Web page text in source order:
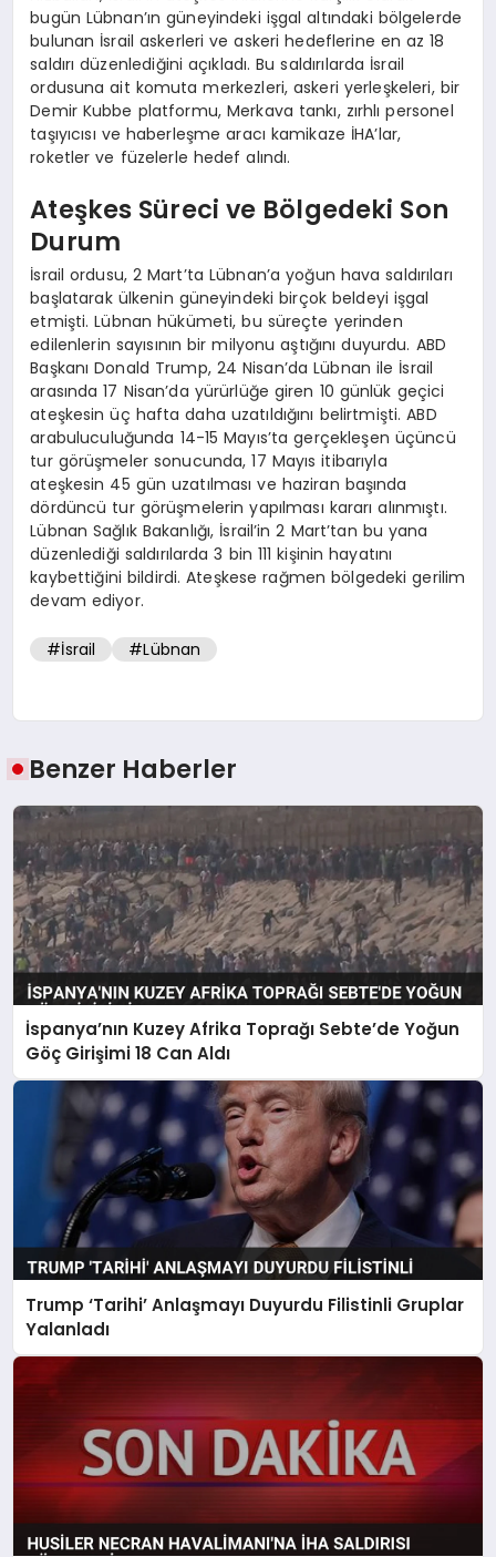
bugün Lübnan’ın güneyindeki işgal altındaki bölgelerde
bulunan İsrail askerleri ve askeri hedeflerine en az 18
saldırı düzenlediğini açıkladı. Bu saldırılarda İsrail
ordusuna ait komuta merkezleri, askeri yerleşkeleri, bir
Demir Kubbe platformu, Merkava tankı, zırhlı personel
taşıyıcısı ve haberleşme aracı kamikaze İHA’lar,
roketler ve füzelerle hedef alındı.
Ateşkes Süreci ve Bölgedeki Son
Durum
İsrail ordusu, 2 Mart’ta Lübnan’a yoğun hava saldırıları
başlatarak ülkenin güneyindeki birçok beldeyi işgal
etmişti. Lübnan hükümeti, bu süreçte yerinden
edilenlerin sayısının bir milyonu aştığını duyurdu. ABD
Başkanı Donald Trump, 24 Nisan’da Lübnan ile İsrail
arasında 17 Nisan’da yürürlüğe giren 10 günlük geçici
ateşkesin üç hafta daha uzatıldığını belirtmişti. ABD
arabuluculuğunda 14-15 Mayıs’ta gerçekleşen üçüncü
tur görüşmeler sonucunda, 17 Mayıs itibarıyla
ateşkesin 45 gün uzatılması ve haziran başında
dördüncü tur görüşmelerin yapılması kararı alınmıştı.
Lübnan Sağlık Bakanlığı, İsrail’in 2 Mart’tan bu yana
düzenlediği saldırılarda 3 bin 111 kişinin hayatını
kaybettiğini bildirdi. Ateşkese rağmen bölgedeki gerilim
devam ediyor.
#İsrail #Lübnan
Benzer Haberler
İspanya’nın Kuzey Afrika Toprağı Sebte’de Yoğun
Göç Girişimi 18 Can Aldı
Trump ‘Tarihi’ Anlaşmayı Duyurdu Filistinli Gruplar
Yalanladı